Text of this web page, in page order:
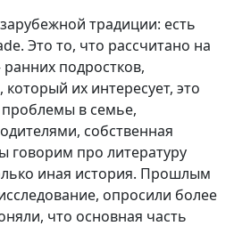
традиции: есть
Это то, что рассчитано на
подростков,
их интересует, это
в семье,
собственная
говорим про литературу
иная история. Прошлым
опросили более
что основная часть